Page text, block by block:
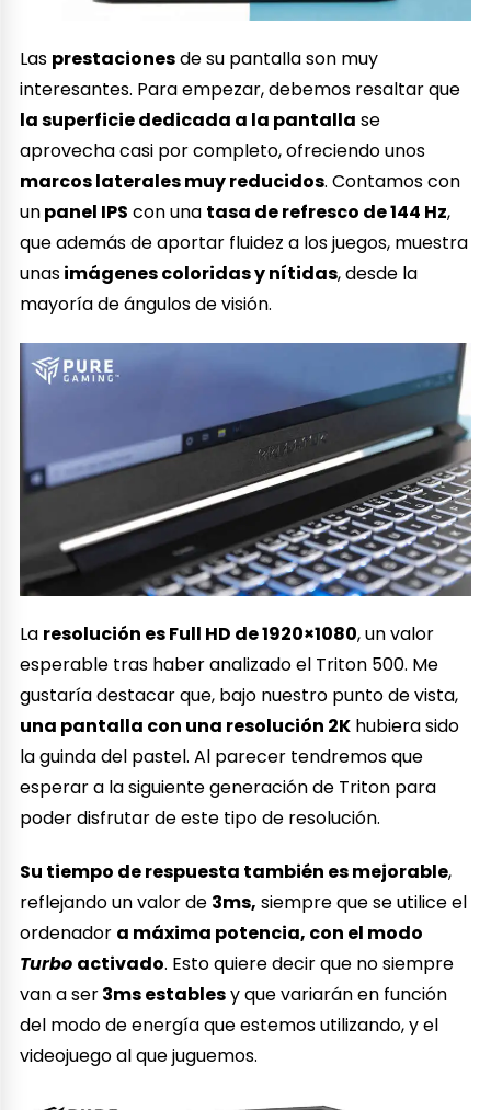
Las prestacionesde su pantalla son muy
interesantes. Para empezar, debemos resaltar que
la superficie dedicada a la pantalla se
aprovecha casi por completo, ofreciendo unos
marcos laterales muy reducidos. Contamos con
unpanel IPS con una tasa de refresco de 144 Hz,
que además de aportar fluidez a los juegos, muestra
unasimágenes coloridas y nítidas, desde la
mayoría de ángulos de visión.
La resolución es Full HD de 1920×1080, un valor
esperable tras haber analizado el Triton 500. Me
gustaría destacar que, bajo nuestro punto de vista,
una pantalla con una resolución 2K hubiera sido
la guinda del pastel. Al parecer tendremos que
esperar a la siguiente generación de Triton para
poder disfrutar de este tipo de resolución.
Su tiempo de respuesta también es mejorable,
reflejando un valor de 3ms, siempre que se utilice el
ordenador a máxima potencia, con el modo
Turbo activado. Esto quiere decir que no siempre
van a ser3ms establesy que variarán en función
del modo de energía que estemos utilizando, y el
videojuego al que juguemos.